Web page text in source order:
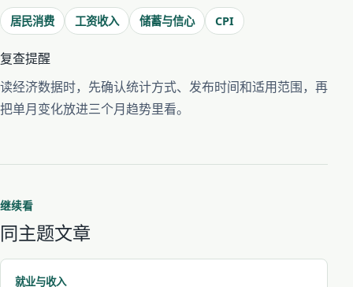
居民消费 工资收入 储蓄与信心 CPI
复查提醒
读经济数据时，先确认统计方式、发布时间和适用范围，再
把单月变化放进三个月趋势里看。
继续看
同主题文章
就业与收入